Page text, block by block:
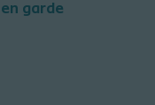
garde